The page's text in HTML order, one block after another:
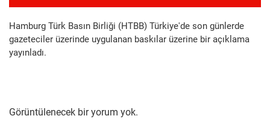
Hamburg Türk Basın Birliği (HTBB) Türkiye'de son günlerde
gazeteciler üzerinde uygulanan baskılar üzerine bir açıklama
yayınladı.
Görüntülenecek bir yorum yok.